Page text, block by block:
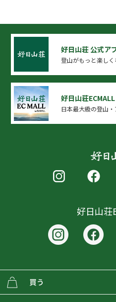
好日山荘 公式ア
登山がもっと楽し
好日山荘
日本最大級の登山
好日山荘
買う